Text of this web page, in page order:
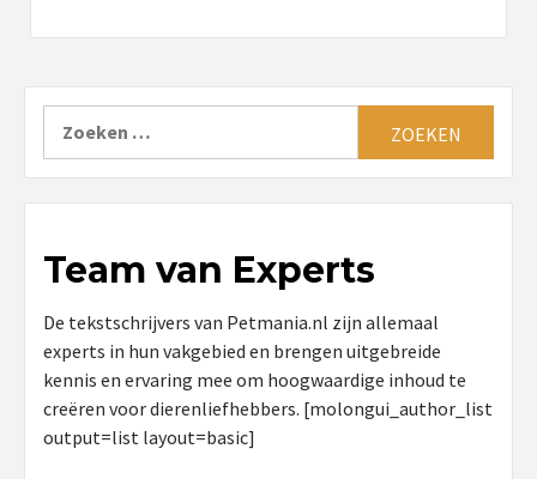
Team van Experts
De tekstschrijvers van Petmania.nl zijn allemaal
experts in hun vakgebied en brengen uitgebreide
kennis en ervaring mee om hoogwaardige inhoud te
creëren voor dierenliefhebbers. [molongui_author_list
output=list layout=basic]